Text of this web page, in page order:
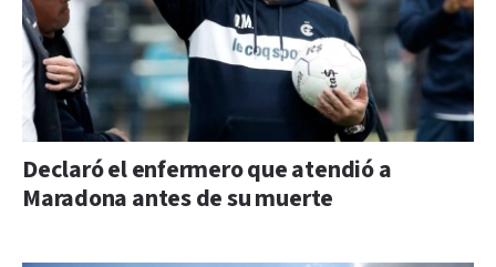
Declaró el enfermero que atendió a
Maradona antes de su muerte